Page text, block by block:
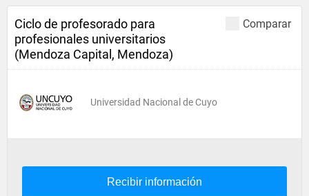
Comparar
Ciclo de profesorado para
profesionales universitarios
(Mendoza Capital, Mendoza)
Universidad Nacional de Cuyo
Recibir información